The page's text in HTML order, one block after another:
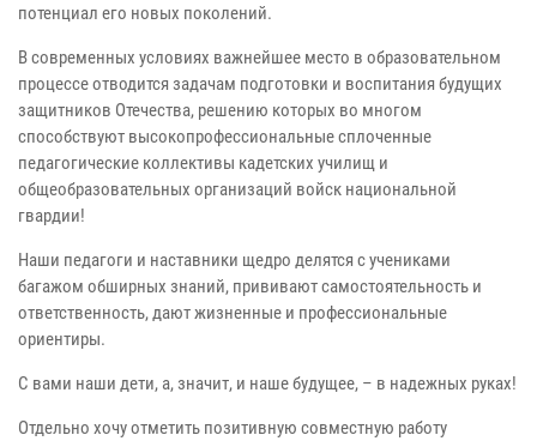
потенциал его новых поколений.
В современных условиях важнейшее место в образовательном
процессе отводится задачам подготовки и воспитания будущих
защитников Отечества, решению которых во многом
способствуют высокопрофессиональные сплоченные
педагогические коллективы кадетских училищ и
общеобразовательных организаций войск национальной
гвардии!
Наши педагоги и наставники щедро делятся с учениками
багажом обширных знаний, прививают самостоятельность и
ответственность, дают жизненные и профессиональные
ориентиры.
С вами наши дети, а, значит, и наше будущее, – в надежных руках!
Отдельно хочу отметить позитивную совместную работу